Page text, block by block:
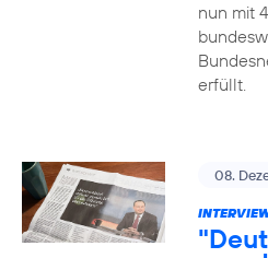
nun mit
erfüllt.
08.